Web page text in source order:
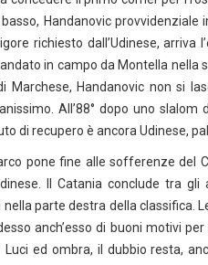
Handanovic
richiesto dall’Udinese, arriva
in campo da Montella nella
Marchese, Handanovic non si
All’88° dopo uno
di recupero è ancora Udinese,
pone fine alle sofferenze
Il Catania conclude tra
nella parte destra della classifica.
anch’esso di buoni motivi
Luci ed ombra, il dubbio resta,